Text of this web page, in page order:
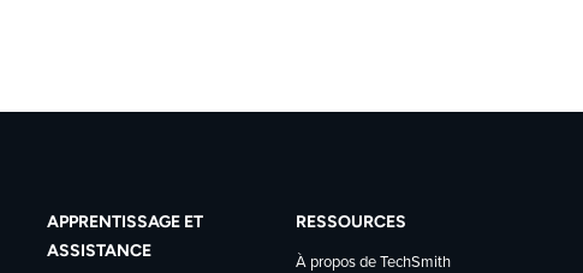
APPRENTISSAGE ET
ASSISTANCE
RESSOURCES
À propos de TechSmith